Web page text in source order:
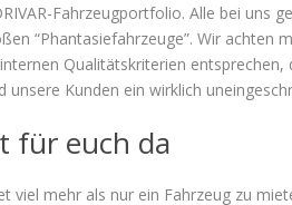
Fahrzeugportfolio. Alle bei uns
“Phantasiefahrzeuge”. Wir
Qualitätskriterien
unsere Kunden ein wirklich
für euch da
viel mehr als nur ein Fahrzeug zu